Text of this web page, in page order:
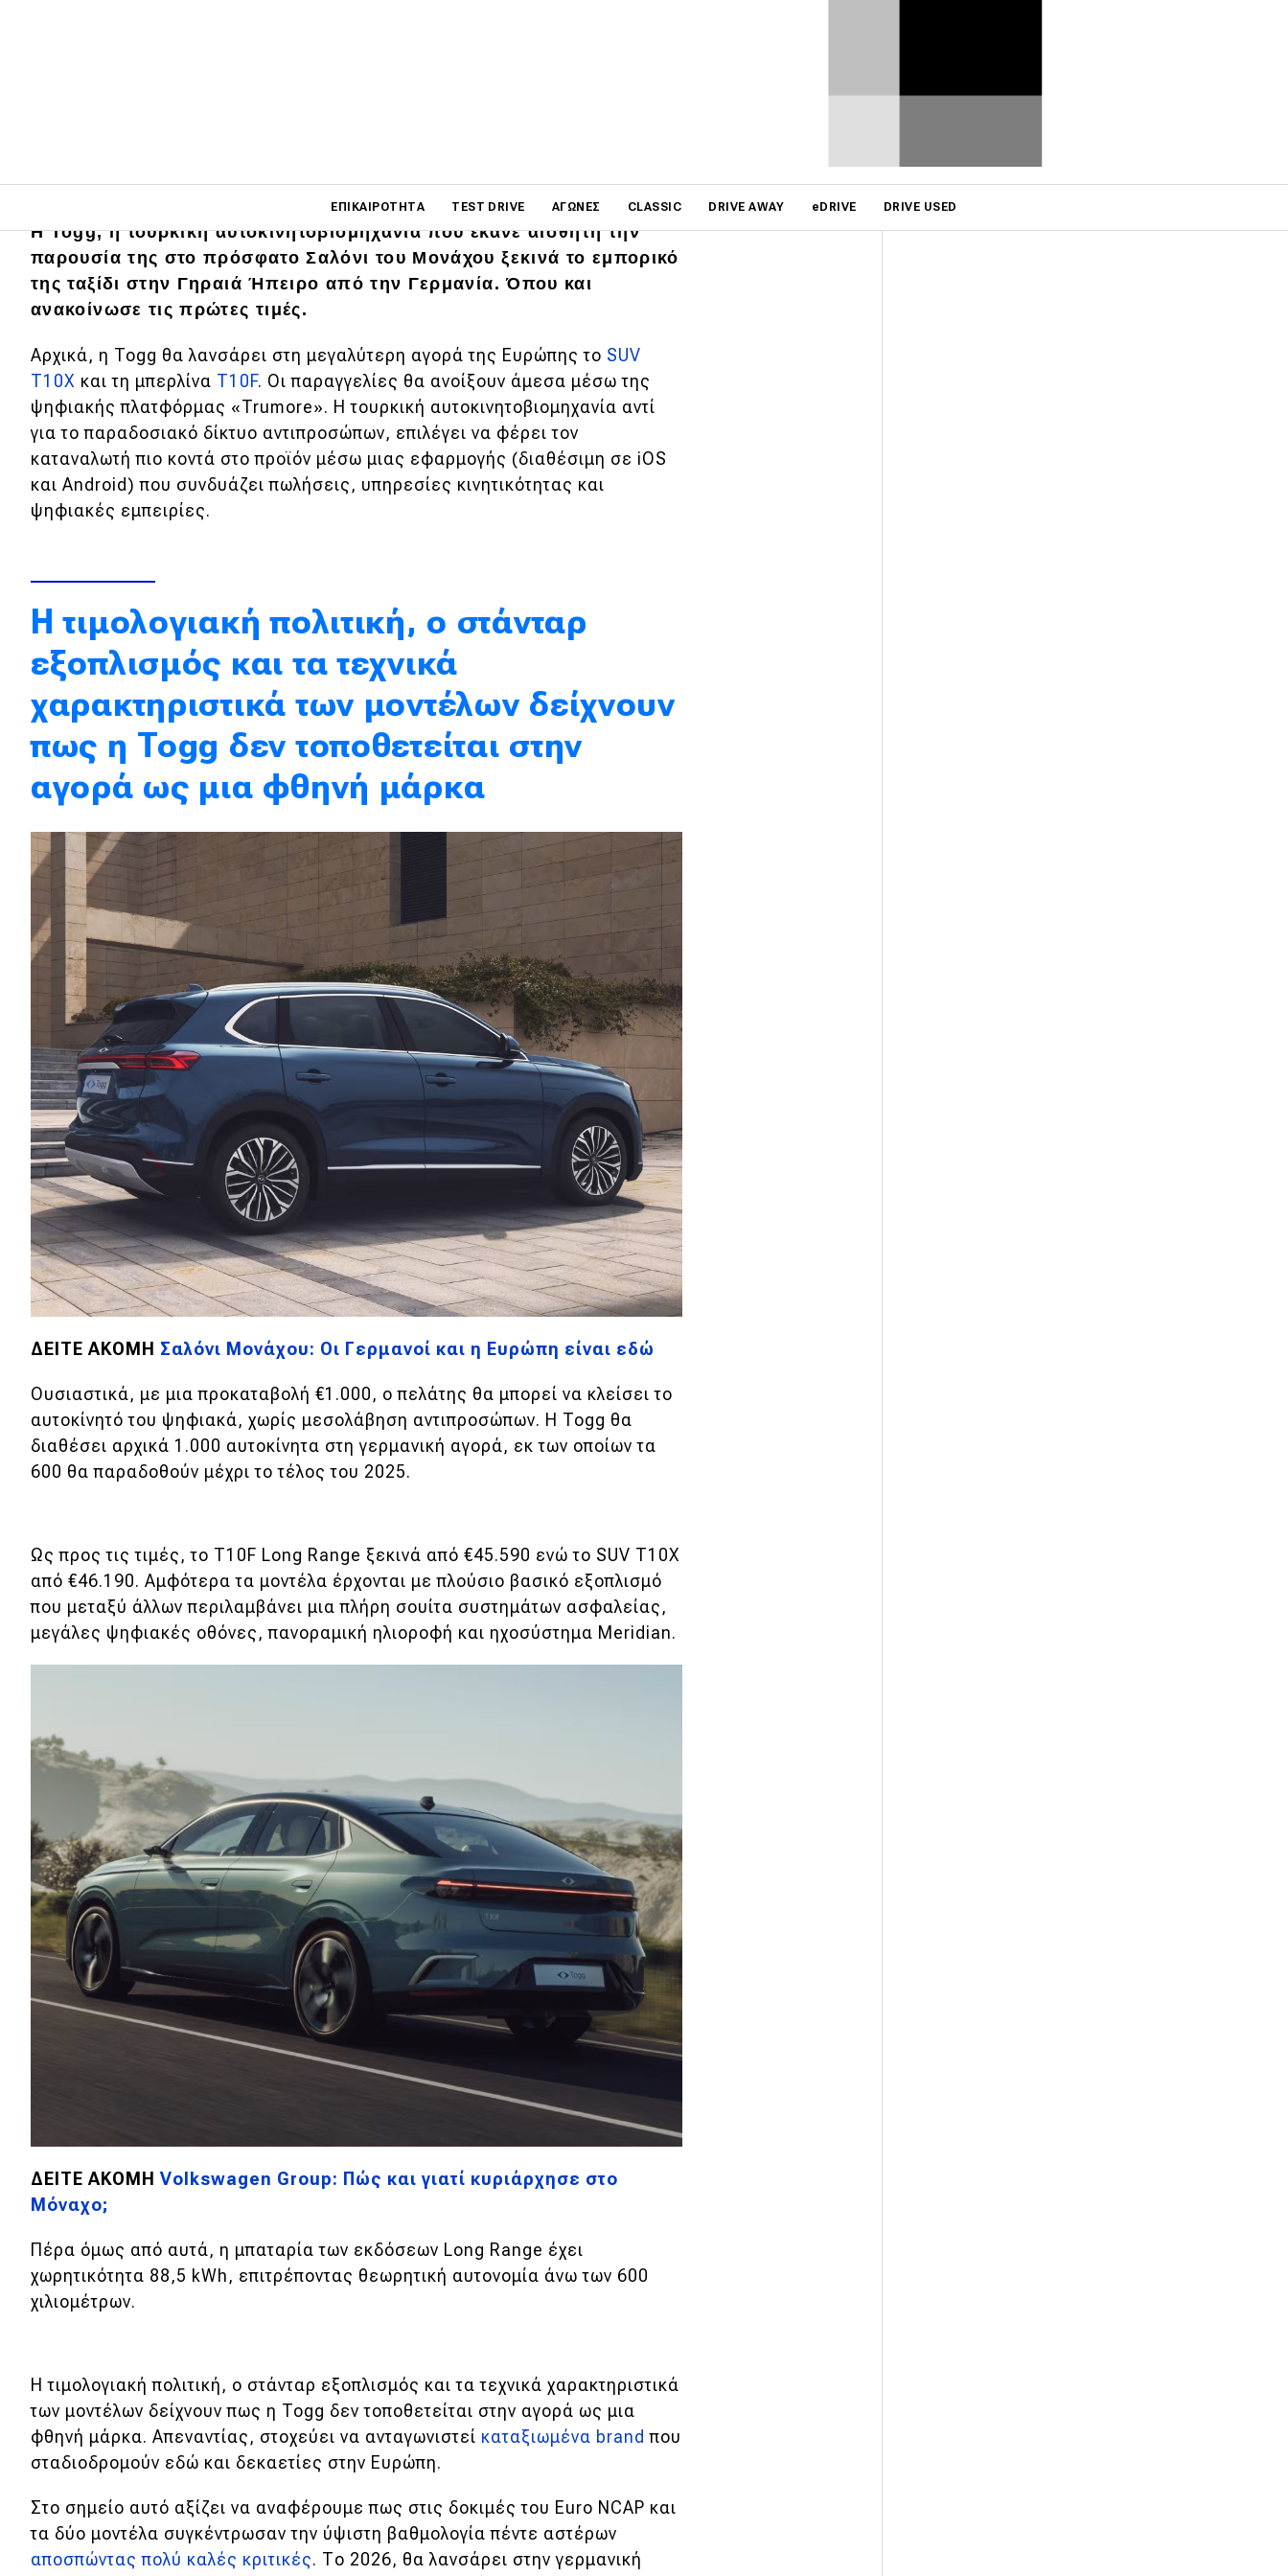
ΕΠΙΚΑΙΡΌΤΗΤΑ TEST DRIVE ΑΓΏΝΕΣ CLASSIC DRIVE AWAY eDRIVE DRIVE USED
Main navigation
Επικαιρότητα
Νέα μοντέλα
Πρωτότυπα
Ελλάδα
Κόσμος
Τεχνολογία
Test Drive
Δοκιμή
Αποστολή
Συγκρίνουμε
Αγώνες
Formula 1
WRC
Motorsport
Eco
Νέα
Τεχνολογία
Mobility
Σταθμοί φόρτισης
Classic
Νέα
Παρουσιάσεις
DRIVE Away
MOTO
Οδηγός αγοράς
Συμβουλές
ΚΤΕΟ
Οδική βοήθεια
eDRIVE
DRIVE USED
H Togg, η τουρκική αυτοκινητοβιομηχανία που έκανε αισθητή την
παρουσία της στο πρόσφατο Σαλόνι του Μονάχου ξεκινά το εμπορικό
της ταξίδι στην Γηραιά Ήπειρο από την Γερμανία. Όπου και
ανακοίνωσε τις πρώτες τιμές.
Αρχικά, η Togg θα λανσάρει στη μεγαλύτερη αγορά της Ευρώπης το SUV
T10X και τη μπερλίνα T10F. Οι παραγγελίες θα ανοίξουν άμεσα μέσω της
ψηφιακής πλατφόρμας «Trumore». Η τουρκική αυτοκινητοβιομηχανία αντί
για το παραδοσιακό δίκτυο αντιπροσώπων, επιλέγει να φέρει τον
καταναλωτή πιο κοντά στο προϊόν μέσω μιας εφαρμογής (διαθέσιμη σε iOS
και Android) που συνδυάζει πωλήσεις, υπηρεσίες κινητικότητας και
ψηφιακές εμπειρίες.
H τιμολογιακή πολιτική, ο στάνταρ
εξοπλισμός και τα τεχνικά
χαρακτηριστικά των μοντέλων δείχνουν
πως η Togg δεν τοποθετείται στην
αγορά ως μια φθηνή μάρκα
ΔΕΙΤΕ ΑΚΟΜΗ Σαλόνι Μονάχου: Οι Γερμανοί και η Ευρώπη είναι εδώ
Ουσιαστικά, με μια προκαταβολή €1.000, ο πελάτης θα μπορεί να κλείσει το
αυτοκίνητό του ψηφιακά, χωρίς μεσολάβηση αντιπροσώπων. Η Togg θα
διαθέσει αρχικά 1.000 αυτοκίνητα στη γερμανική αγορά, εκ των οποίων τα
600 θα παραδοθούν μέχρι το τέλος του 2025.
Ως προς τις τιμές, το Τ10F Long Range ξεκινά από €45.590 ενώ το SUV T10X
από €46.190. Αμφότερα τα μοντέλα έρχονται με πλούσιο βασικό εξοπλισμό
που μεταξύ άλλων περιλαμβάνει μια πλήρη σουίτα συστημάτων ασφαλείας,
μεγάλες ψηφιακές οθόνες, πανοραμική ηλιοροφή και ηχοσύστημα Meridian.
ΔΕΙΤΕ ΑΚΟΜΗVolkswagen Group: Πώς και γιατί κυριάρχησε στο
Μόναχο;
Πέρα όμως από αυτά, η μπαταρία των εκδόσεων Long Range έχει
χωρητικότητα 88,5 kWh, επιτρέποντας θεωρητική αυτονομία άνω των 600
χιλιομέτρων.
H τιμολογιακή πολιτική, ο στάνταρ εξοπλισμός και τα τεχνικά χαρακτηριστικά
των μοντέλων δείχνουν πως η Togg δεν τοποθετείται στην αγορά ως μια
φθηνή μάρκα. Απεναντίας, στοχεύει να ανταγωνιστεί καταξιωμένα brand που
σταδιοδρομούν εδώ και δεκαετίες στην Ευρώπη.
Στο σημείο αυτό αξίζει να αναφέρουμε πως στις δοκιμές του Euro NCAP και
τα δύο μοντέλα συγκέντρωσαν την ύψιστη βαθμολογία πέντε αστέρων
αποσπώντας πολύ καλές κριτικές. Το 2026, θα λανσάρει στην γερμανική